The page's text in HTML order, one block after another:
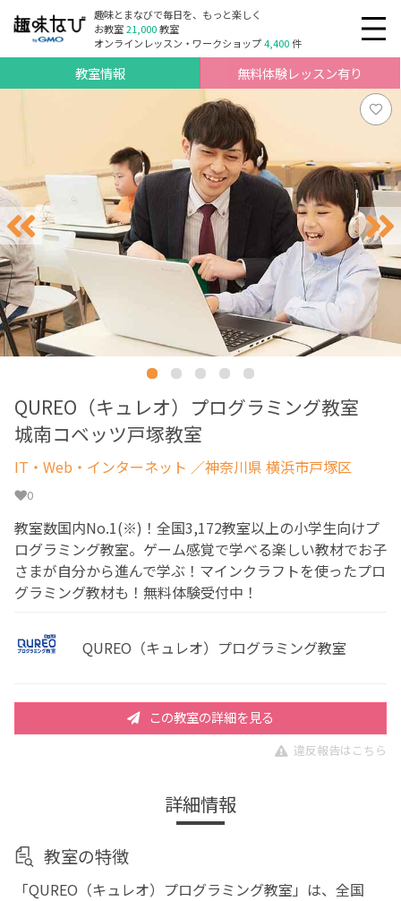
趣味とまなびで毎日を、もっと楽しく
お教室21,000教室
オンラインレッスン・ワークショップ4,400件
教室情報 無料体験レッスン有り
QUREO（キュレオ）プログラミング教室
城南コベッツ戸塚教室
IT・Web・インターネット ／神奈川県 横浜市戸塚区
0
教室数国内No.1(※)！全国3,172教室以上の小学生向けプ
ログラミング教室。ゲーム感覚で学べる楽しい教材でお子
さまが自分から進んで学ぶ！マインクラフトを使ったプロ
グラミング教材も！無料体験受付中！
QUREO（キュレオ）プログラミング教室
この教室の詳細を見る
違反報告はこちら
詳細情報
教室の特徴
「QUREO（キュレオ）プログラミング教室」は、全国